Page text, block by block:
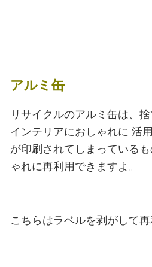
アルミ缶
リサイクルのアルミ缶は、
インテリアにおしゃれに 活
が印刷されてしまっている
ゃれに再利用できますよ。
こちらはラベルを剥がして再